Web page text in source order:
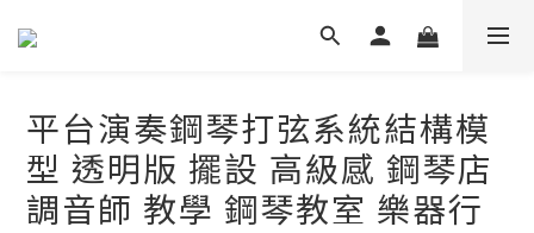
平台演奏鋼琴打弦系統結構模
型 透明版 擺設 高級感 鋼琴店
調音師 教學 鋼琴教室 樂器行